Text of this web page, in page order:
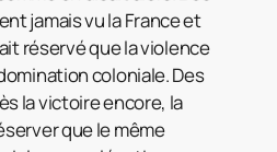
jamais vu la France et
réservé que la violence
coloniale. Des
la victoire encore, la
que le même